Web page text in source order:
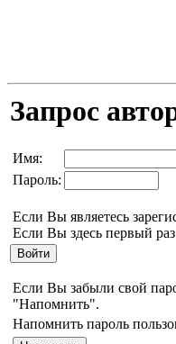
Запрос
Имя:
Пароль:
Если Вы являетесь
Если Вы здесь первый
Если Вы забыли свой
"Напомнить".
Напомнить пароль